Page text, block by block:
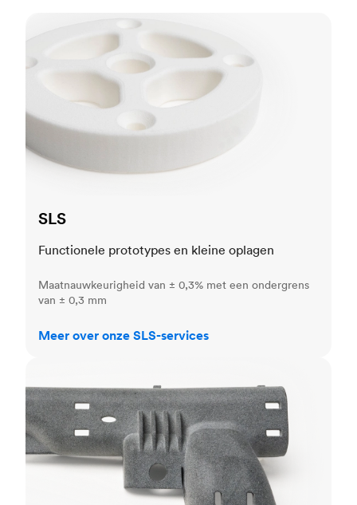
SLS
Functionele prototypes en kleine oplagen
Maatnauwkeurigheid van ± 0,3% met een ondergrens
van ± 0,3 mm
Meer over onze SLS-services